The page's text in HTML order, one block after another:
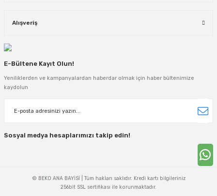
Alışveriş
E-Bültene Kayıt Olun!
Yeniliklerden ve kampanyalardan haberdar olmak için haber bültenimize
kaydolun
Sosyal medya hesaplarımızı takip edin!
© BEKO ANA BAYİSİ | Tüm hakları saklıdır. Kredi kartı bilgileriniz
256bit SSL sertifikası ile korunmaktadır.